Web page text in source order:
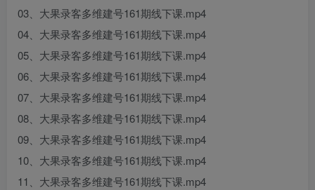
03、大果录客多维建号161期线下课.mp4
04、大果录客多维建号161期线下课.mp4
05、大果录客多维建号161期线下课.mp4
06、大果录客多维建号161期线下课.mp4
07、大果录客多维建号161期线下课.mp4
08、大果录客多维建号161期线下课.mp4
09、大果录客多维建号161期线下课.mp4
10、大果录客多维建号161期线下课.mp4
11、大果录客多维建号161期线下课.mp4